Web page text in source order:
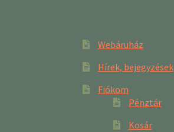
Webáruház
Hírek, bejegyzések
Fiókom
Pénztár
Kosár